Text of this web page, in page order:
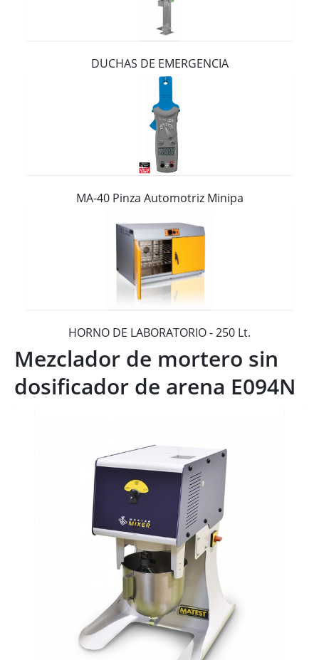
DUCHAS DE EMERGENCIA
MA-40 Pinza Automotriz Minipa
HORNO DE LABORATORIO - 250 Lt.
Mezclador de mortero sin
dosificador de arena E094N